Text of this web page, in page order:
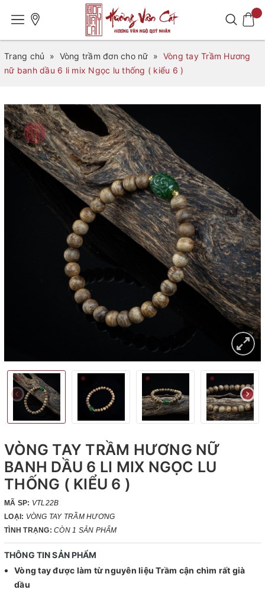
Trang chủ » Vòng trầm đơn cho nữ » Vòng tay Trầm Hương
nữ banh dầu 6 li mix Ngọc lu thống ( kiểu 6 )
VÒNG TAY TRẦM HƯƠNG NỮ
BANH DẦU 6 LI MIX NGỌC LU
THỐNG ( KIỂU 6 )
MÃ SP: VTL22B
LOẠI: VÒNG TAY TRẦM HƯƠNG
TÌNH TRẠNG: CÒN 1 SẢN PHẨM
THÔNG TIN SẢN PHẨM
Vòng tay được làm từ nguyên liệu Trầm cận chìm rất già
dầu